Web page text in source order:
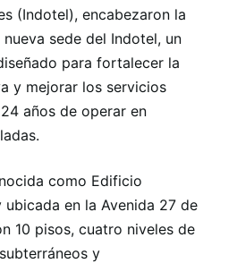
(Indotel), encabezaron la
sede del Indotel, un
para fortalecer la
y mejorar los servicios
años de operar en
como Edificio
en la Avenida 27 de
10 pisos, cuatro niveles de
y